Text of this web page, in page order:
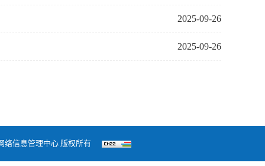
2025-09-26
2025-09-26
信息管理中心 版权所有